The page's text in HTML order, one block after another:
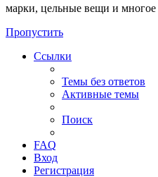
марки, цельные вещи и многое
Пропустить
Ссылки
Темы без ответов
Активные темы
Поиск
FAQ
Вход
Регистрация